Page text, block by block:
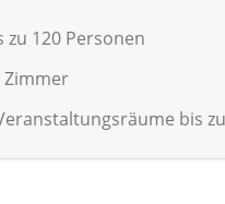
zu 120 Personen
Zimmer
bis